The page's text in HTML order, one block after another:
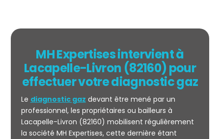
MH Expertises intervient à
Lacapelle-Livron (82160) pour
effectuer votre diagnostic gaz
Le diagnostic gaz devant être mené par un
professionnel, les propriétaires ou bailleurs à
Lacapelle-Livron (82160) mobilisent régulièrement
la société MH Expertises, cette dernière étant